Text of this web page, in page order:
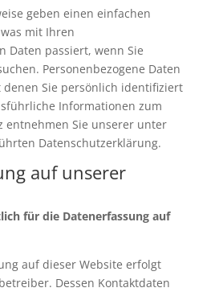
geben einen einfachen
mit Ihren
Daten passiert, wenn Sie
Personenbezogene Daten
Sie persönlich identifiziert
Informationen zum
entnehmen Sie unserer unter
Datenschutzerklärung.
auf unserer
für die Datenerfassung auf
auf dieser Website erfolgt
Dessen Kontaktdaten